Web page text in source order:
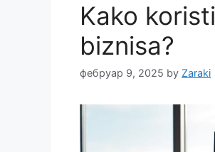
Kako
biznisa?
фебруар 9, 2025 by Zaraki